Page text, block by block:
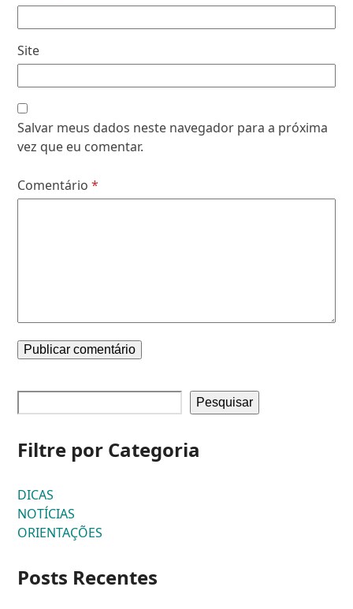
Site
Salvar meus dados neste navegador para a próxima
vez que eu comentar.
Comentário*
Pesquisar
Filtre por Categoria
DICAS
NOTÍCIAS
ORIENTAÇÕES
Posts Recentes